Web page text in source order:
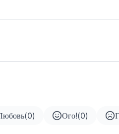
(0) Ого!(0)